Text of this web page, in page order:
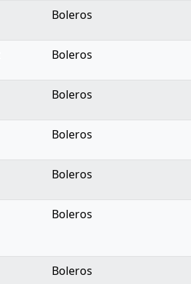
Boleros
Boleros
Boleros
Boleros
Boleros
Boleros
Boleros